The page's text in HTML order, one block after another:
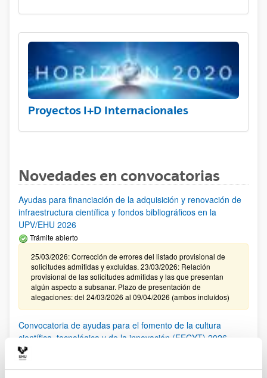
Proyectos I+D Internacionales
Novedades en convocatorias
Ayudas para financiación de la adquisición y renovación de
infraestructura científica y fondos bibliográficos en la
UPV/EHU 2026
Trámite abierto
25/03/2026: Corrección de errores del listado provisional de
solicitudes admitidas y excluidas. 23/03/2026: Relación
provisional de las solicitudes admitidas y las que presentan
algún aspecto a subsanar. Plazo de presentación de
alegaciones: del 24/03/2026 al 09/04/2026 (ambos incluídos)
Convocatoria de ayudas para el fomento de la cultura
científica, tecnológica y de la innovación (FECYT) 2026
Plazo interno para envío documentación: propuestas